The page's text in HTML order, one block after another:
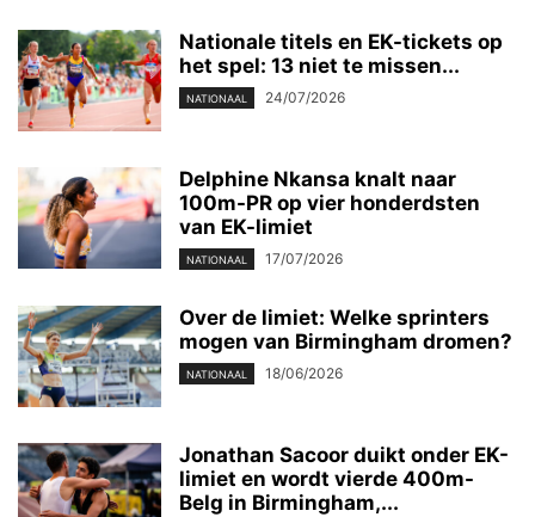
Nationale titels en EK-tickets op
het spel: 13 niet te missen...
NATIONAAL 24/07/2026
Delphine Nkansa knalt naar
100m-PR op vier honderdsten
van EK-limiet
NATIONAAL 17/07/2026
Over de limiet: Welke sprinters
mogen van Birmingham dromen?
NATIONAAL 18/06/2026
Jonathan Sacoor duikt onder EK-
limiet en wordt vierde 400m-
Belg in Birmingham,...